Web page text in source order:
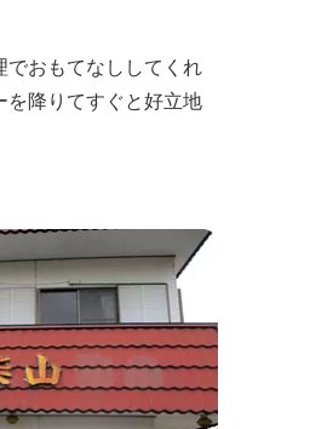
おもてなししてくれ
を降りてすぐと好立地